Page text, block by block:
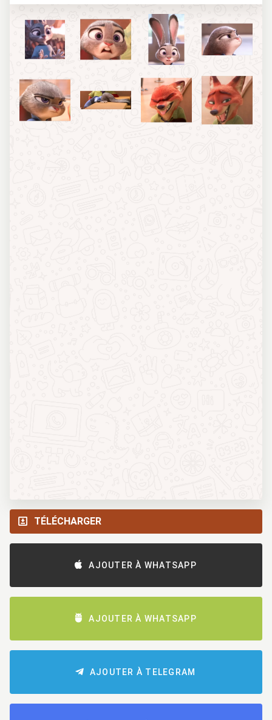
TÉLÉCHARGER
AJOUTER À WHATSAPP
AJOUTER À WHATSAPP
AJOUTER À TELEGRAM